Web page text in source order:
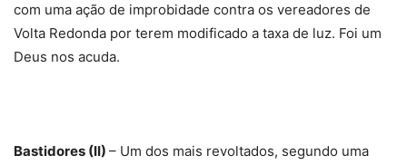
com uma ação de improbidade contra os vereadores de
Volta Redonda por terem modificado a taxa de luz. Foi um
Deus nos acuda.
Bastidores (II) – Um dos mais revoltados, segundo uma